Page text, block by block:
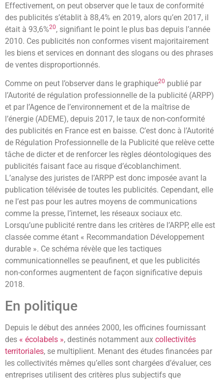
Effectivement, on peut observer que le taux de conformité
des publicités s’établit à 88,4% en 2019, alors qu’en 2017, il
était à 93,6%20, signifiant le point le plus bas depuis l’année
2010. Ces publicités non conformes visent majoritairement
les biens et services en donnant des slogans ou des phrases
de ventes disproportionnés.
Comme on peut l’observer dans le graphique20 publié par
l’Autorité de régulation professionnelle de la publicité (ARPP)
et par l’Agence de l’environnement et de la maîtrise de
l’énergie (ADEME), depuis 2017, le taux de non-conformité
des publicités en France est en baisse. C’est donc à l’Autorité
de Régulation Professionnelle de la Publicité que relève cette
tâche de dicter et de renforcer les règles déontologiques des
publicités faisant face au risque d’écoblanchiment.
L’analyse des juristes de l’ARPP est donc imposée avant la
publication télévisée de toutes les publicités. Cependant, elle
ne l’est pas pour les autres moyens de communications
comme la presse, l’internet, les réseaux sociaux etc.
Lorsqu’une publicité rentre dans les critères de l’ARPP, elle est
classée comme étant « Recommandation Développement
durable ». Ce schéma révèle que les tactiques
communicationnelles se peaufinent, et que les publicités
non-conformes augmentent de façon significative depuis
2018.
En politique
Depuis le début des années 2000, les officines fournissant
des « écolabels », destinés notamment aux collectivités
territoriales, se multiplient. Menant des études financées par
les collectivités mêmes qu’elles sont chargées d’évaluer, ces
entreprises utilisent des critères plus subjectifs que